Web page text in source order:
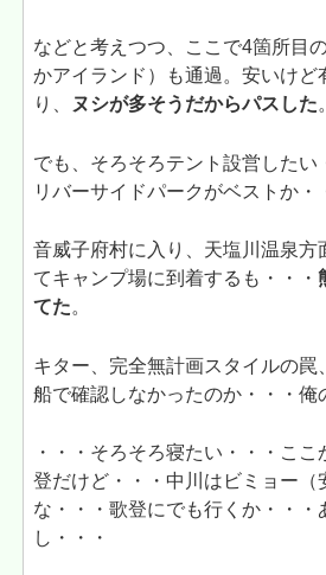
などと考えつつ、ここで4箇所目
かアイランド）も通過。安いけど
り、
ヌシが多そうだからパスした。
でも、そろそろテント設営したい
リバーサイドパークがベストか・
音威子府村に入り、天塩川温泉方
てキャンプ場に到着するも・・・
てた。
キター、完全無計画スタイルの罠
船で確認しなかったのか・・・俺
・・・そろそろ寝たい・・・こ
登だけど・・・中川はビミョー（
な・・・歌登にでも行くか・・・
し・・・